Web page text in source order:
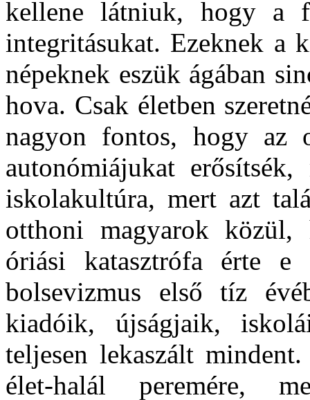
kellene látniuk, hogy a
integritásukat. Ezeknek a
népeknek eszük ágában
hova. Csak életben
nagyon fontos, hogy az
autonómiájukat
iskolakultúra, mert azt
otthoni magyarok
óriási katasztrófa érte e
bolsevizmus első tíz
kiadóik, újságjaik,
teljesen lekaszált
élet-halál peremére,